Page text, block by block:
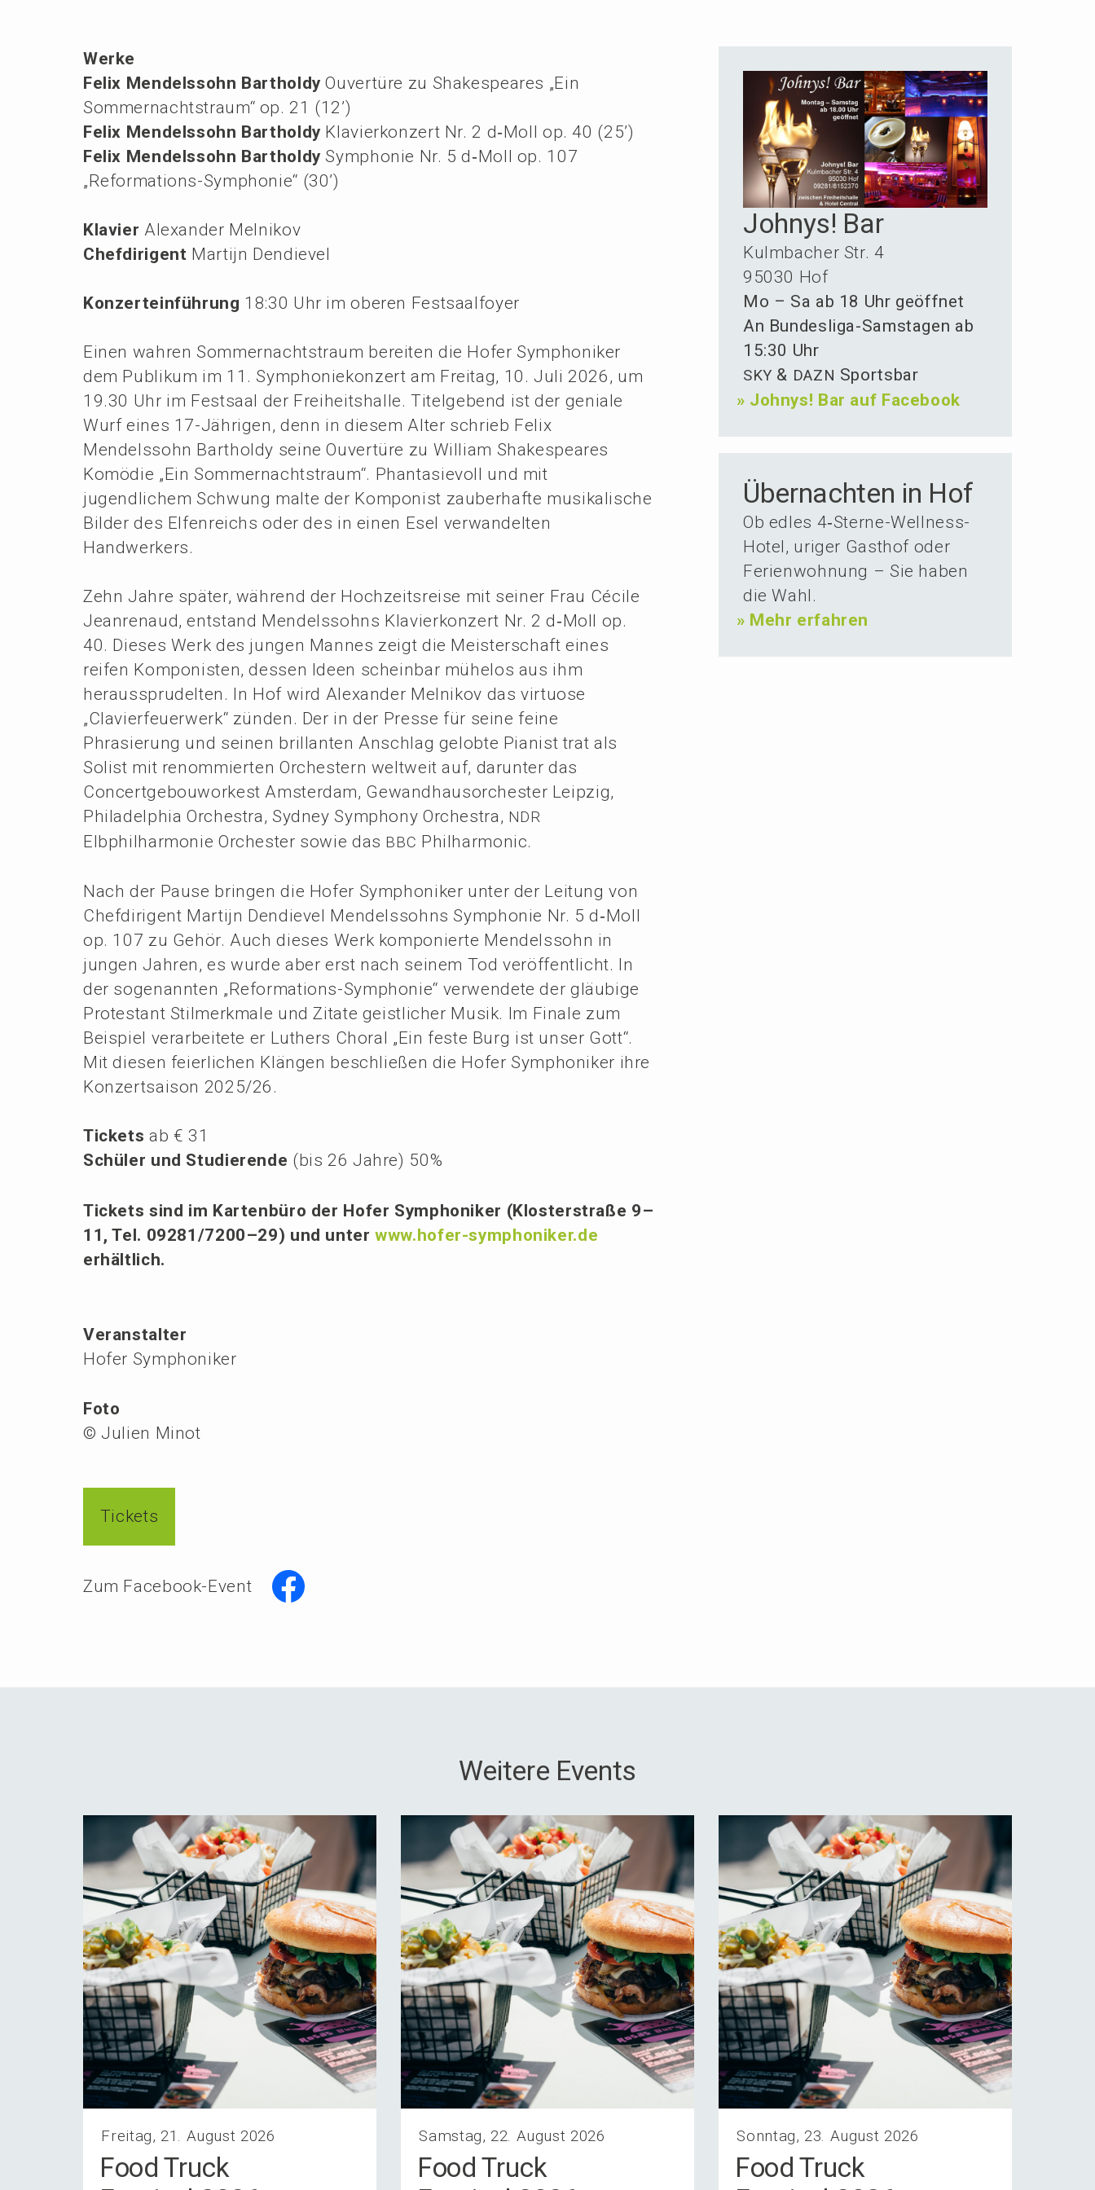
Werke
Felix Mendels­sohn Barthol­dyOuver­tü­re zu Shake­speares „Ein
Sommer­nachts­traum“ op. 21 (12’)
Felix Mendels­sohn Barthol­dy Klavier­kon­zert Nr. 2 d‑Moll op. 40 (25’)
Felix Mendels­sohn Barthol­dy Sympho­nie Nr. 5 d‑Moll op. 107
„Refor­ma­ti­ons-Sympho­nie“ (30’)
Klavier Alexan­der Melnikov
Chefdi­ri­gent Marti­jn Dendievel
Konzert­ein­füh­rung 18:30 Uhr im oberen Festsaalfoyer
Einen wahren Sommer­nachts­traum berei­ten die Hofer Sympho­ni­ker
dem Publi­kum im 11. Sympho­nie­kon­zert am Freitag, 10. Juli 2026, um
19.30 Uhr im Festsaal der Freiheits­hal­le. Titel­ge­bend ist der genia­le
Wurf eines 17-Jähri­gen, denn in diesem Alter schrieb Felix
Mendels­sohn Barthol­dy seine Ouver­tü­re zu William Shake­speares
Komödie „Ein Sommer­nachts­traum“. Phanta­sie­voll und mit
jugend­li­chem Schwung malte der Kompo­nist zauber­haf­te musika­li­sche
Bilder des Elfen­reichs oder des in einen Esel verwan­del­ten
Handwerkers.
Zehn Jahre später, während der Hochzeits­rei­se mit seiner Frau Cécile
Jeanrenaud, entstand Mendels­sohns Klavier­kon­zert Nr. 2 d‑Moll op.
40. Dieses Werk des jungen Mannes zeigt die Meister­schaft eines
reifen Kompo­nis­ten, dessen Ideen schein­bar mühelos aus ihm
heraus­spru­del­ten. In Hof wird Alexan­der Melni­kov das virtuo­se
„Clavier­feu­er­werk“ zünden. Der in der Presse für seine feine
Phrasie­rung und seinen brillan­ten Anschlag gelob­te Pianist trat als
Solist mit renom­mier­ten Orches­tern weltweit auf, darun­ter das
Concert­ge­bou­wor­kest Amster­dam, Gewand­haus­or­ches­ter Leipzig,
Philadel­phia Orches­tra, Sydney Sympho­ny Orches­tra, NDR
Elbphil­har­mo­nie Orches­ter sowie das BBC Philharmonic.
Nach der Pause bringen die Hofer Sympho­ni­ker unter der Leitung von
Chefdi­ri­gent Marti­jn Dendie­vel Mendels­sohns Sympho­nie Nr. 5 d‑Moll
op. 107 zu Gehör. Auch dieses Werk kompo­nier­te Mendels­sohn in
jungen Jahren, es wurde aber erst nach seinem Tod veröf­fent­licht. In
der sogenann­ten „Refor­ma­ti­ons-Sympho­nie“ verwen­de­te der gläubi­ge
Protes­tant Stilmerk­ma­le und Zitate geist­li­cher Musik. Im Finale zum
Beispiel verar­bei­te­te er Luthers Choral „Ein feste Burg ist unser Gott“.
Mit diesen feier­li­chen Klängen beschlie­ßen die Hofer Sympho­ni­ker ihre
Konzert­sai­son 2025/26.
Tickets ab € 31
Schüler und Studie­ren­de (bis 26 Jahre) 50%
Tickets sind im Karten­bü­ro der Hofer Sympho­ni­ker (Kloster­stra­ße 9–
11, Tel. 09281/7200–29) und unterwww.hofer-symphoniker.de
erhältlich.
Veranstalter
Hofer Symphoniker
Foto
© Julien Minot
Tickets
Zum Facebook-Event
Johnys! Bar
Kulmba­cher Str. 4
95030 Hof
Mo – Sa ab 18 Uhr geöffnet
An Bundes­li­ga-Samsta­gen ab
15:30 Uhr
SKY & DAZN Sportsbar
» Johnys! Bar auf Facebook
Über­nachten in Hof
Ob edles 4‑Ster­ne-Wellness-
Hotel, uriger Gasthof oder
Ferien­woh­nung – Sie haben
die Wahl.
» Mehr erfahren
Weitere Events
Freitag, 21. August 2026
Food Truck
Samstag, 22. August 2026
Food Truck
Sonntag, 23. August 2026
Food Truck